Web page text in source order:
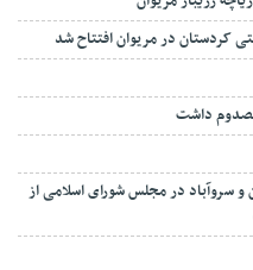
کردستان در مریوان افتتاح شد
سروآباد در مجلس شورای اسلامی از